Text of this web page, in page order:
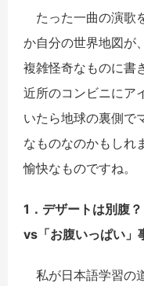
たった一曲の演歌
か自分の世界地図が
複雑怪奇なものに書
近所のコンビニにア
いたら地球の裏側で
なものなのかもしれ
愉快なものですね。
1．デザートは別腹
vs「お腹いっぱい」
私が日本語学習の